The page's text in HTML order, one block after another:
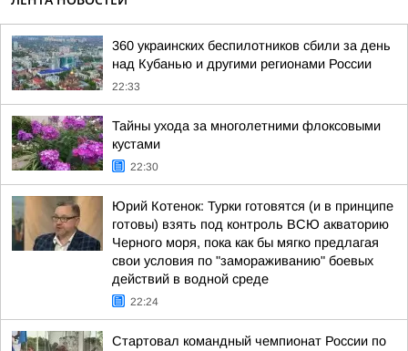
360 украинских беспилотников сбили за день
над Кубанью и другими регионами России
22:33
Тайны ухода за многолетними флоксовыми
кустами
22:30
Юрий Котенок: Турки готовятся (и в принципе
готовы) взять под контроль ВСЮ акваторию
Черного моря, пока как бы мягко предлагая
свои условия по "замораживанию" боевых
действий в водной среде
22:24
Стартовал командный чемпионат России по